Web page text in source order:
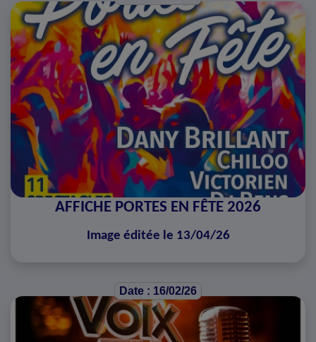
AFFICHE PORTES EN FÊTE 2026
Image éditée le 13/04/26
Date : 16/02/26